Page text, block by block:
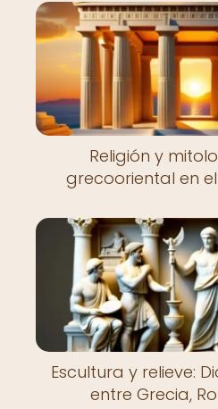
Religión y
grecooriental en
Escultura y relieve:
entre Grecia,